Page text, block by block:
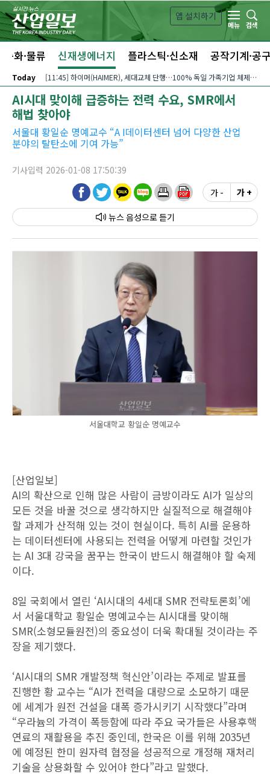
본문 바로가기
앱 설치하기
메뉴
검색
동화·물류 신재생에너지 플라스틱·신소재 공작기계·공
Today [11:45] 하이머(HAIMER), 세대교체 단행…100% 독일 가족기업 체제 유지 발표
AI시대 맞이해 급증하는 전력 수요, SMR에서
해법 찾아야
서울대 황일순 명예교수 “A I데이터센터 넘어 다양한 산업
분야의 탈탄소에 기여 가능”
기사입력 2026-01-08 17:50:39
뉴스 음성
가 - 가 +
서울대학교 황일순 명예교수
[산업일보]
AI의 확산으로 인해 많은 사람이 금방이라도 AI가 일상의
모든 것을 바꿀 것으로 생각하지만 실질적으로 해결해야
할 과제가 산적해 있는 것이 현실이다. 특히 AI를 운용하
는 데이터센터에 사용되는 전력을 어떻게 마련할 것인가
는 AI 3대 강국을 꿈꾸는 한국이 반드시 해결해야 할 숙제
이다.
8일 국회에서 열린 ‘AI시대의 4세대 SMR 전략토론회’에
서 서울대학교 황일순 명예교수는 AI시대를 맞이해
SMR(소형모듈원전)의 중요성이 더욱 확대될 것이라는 주
장을 제기했다.
‘AI시대의 SMR 개발정책 혁신안’이라는 주제로 발표를
진행한 황 교수는 “AI가 전력을 대량으로 소모하기 때문
에 세계가 원전 건설을 대폭 증가시키기 시작했다”라며
“우라늄의 가격이 폭등함에 따라 주요 국가들은 사용후핵
연료의 재활용을 추진 중인데, 한국은 이를 위해 2035년
에 예정된 한미 원자력 협정을 성공적으로 개정해 재처리
기술을 상용화할 수 있어야 한다”라고 말했다.